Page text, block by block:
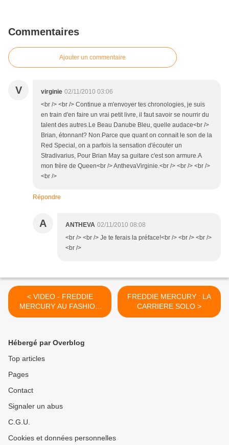
Commentaires
Ajouter un commentaire
V virginie 02/11/2010 03:06
<br /> <br /> Continue a m'envoyer tes chronologies, je suis
en train d'en faire un vrai petit livre, il faut savoir se nourrir du
talent des autres.Le Beau Danube Bleu, quelle audace<br />
Brian, étonnant? Non.Parce que quant on connait le son de la
Red Special, on a parfois la sensation d'écouter un
Stradivarius, Pour Brian May sa guitare c'est son armure.A
mon frère de Queen<br /> AnthevaVirginie.<br /> <br /> <br />
<br />
Répondre
A ANTHEVA 02/11/2010 08:08
<br /> <br /> Je te ferais la préface!<br /> <br /> <br />
<br />
< VIDEO - FREDDIE
MERCURY AU FASHION
AID DE 1985
FREDDIE MERCURY : LA
CARRIERE SOLO >
Hébergé par Overblog
Top articles
Pages
Contact
Signaler un abus
C.G.U.
Cookies et données personnelles